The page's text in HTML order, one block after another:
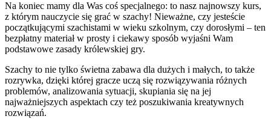
Na koniec mamy dla Was coś specjalnego: to nasz najnowszy kurs,
z którym nauczycie się grać w szachy! Nieważne, czy jesteście
początkującymi szachistami w wieku szkolnym, czy dorosłymi – ten
bezpłatny materiał w prosty i ciekawy sposób wyjaśni Wam
podstawowe zasady królewskiej gry.
Szachy to nie tylko świetna zabawa dla dużych i małych, to także
rozrywka, dzięki której gracze uczą się rozwiązywania różnych
problemów, analizowania sytuacji, skupiania się na jej
najważniejszych aspektach czy też poszukiwania kreatywnych
rozwiązań.